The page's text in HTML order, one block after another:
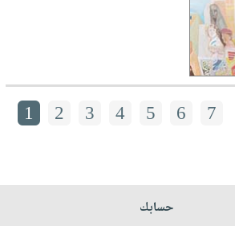
1 2 3 4 5 6 7
حسابك